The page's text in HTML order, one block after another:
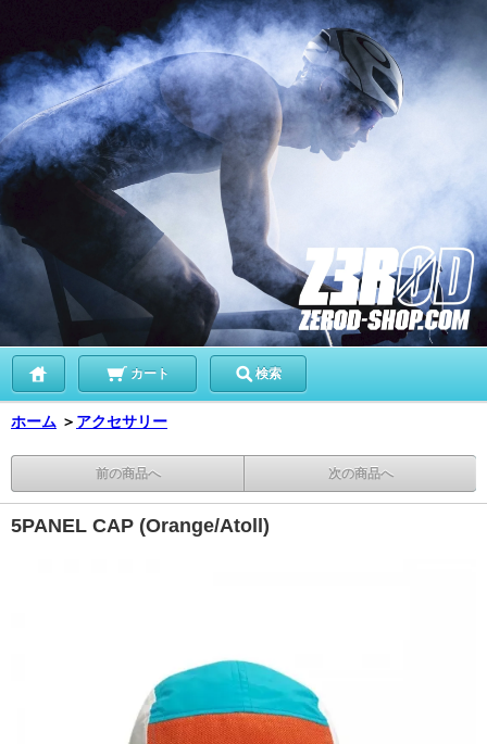
カート 検索
ホーム ＞ アクセサリー
前の商品へ 次の商品へ
5PANEL CAP (Orange/Atoll)